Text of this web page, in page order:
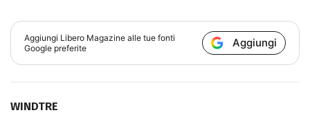
Aggiungi Libero Magazine alle tue fonti
Google preferite
Aggiungi
WINDTRE